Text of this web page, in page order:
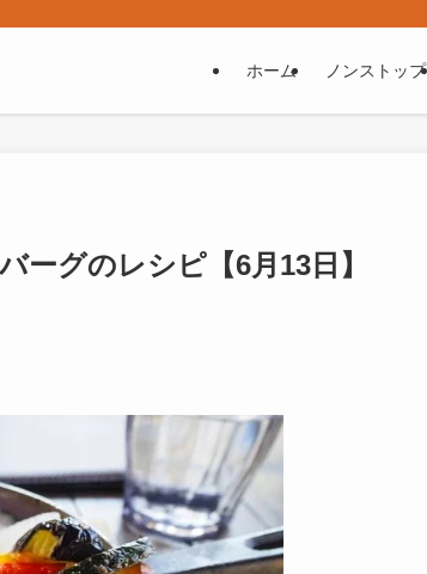
ホーム ノンストップ
ーグのレシピ【6月13日】